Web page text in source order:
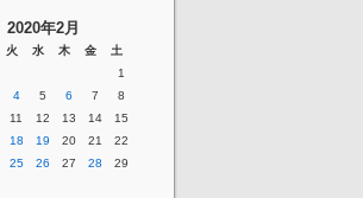
2020年2月
火 水 木 金
土
1
4 5 6 7
8
11 12 13 14
15
18 19 20 21
22
25 26 27 28
29